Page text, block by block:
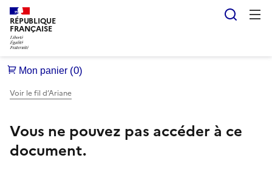
RÉPUBLIQUE
FRANÇAISE
Voir le fil d’Ariane
Vous ne pouvez pas accéder à ce
document.